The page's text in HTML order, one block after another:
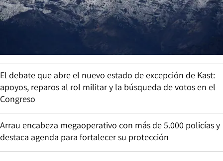
El debate que abre el nuevo estado de excepción de Kast:
apoyos, reparos al rol militar y la búsqueda de votos en el
Congreso
Arrau encabeza megaoperativo con más de 5.000 policías y
destaca agenda para fortalecer su protección